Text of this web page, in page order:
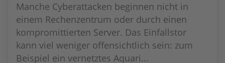
Manche Cyberattacken beginnen nicht in
einem Rechenzentrum oder durch einen
kompromittierten Server. Das Einfallstor
kann viel weniger offensichtlich sein: zum
Beispiel ein vernetztes Aquari...